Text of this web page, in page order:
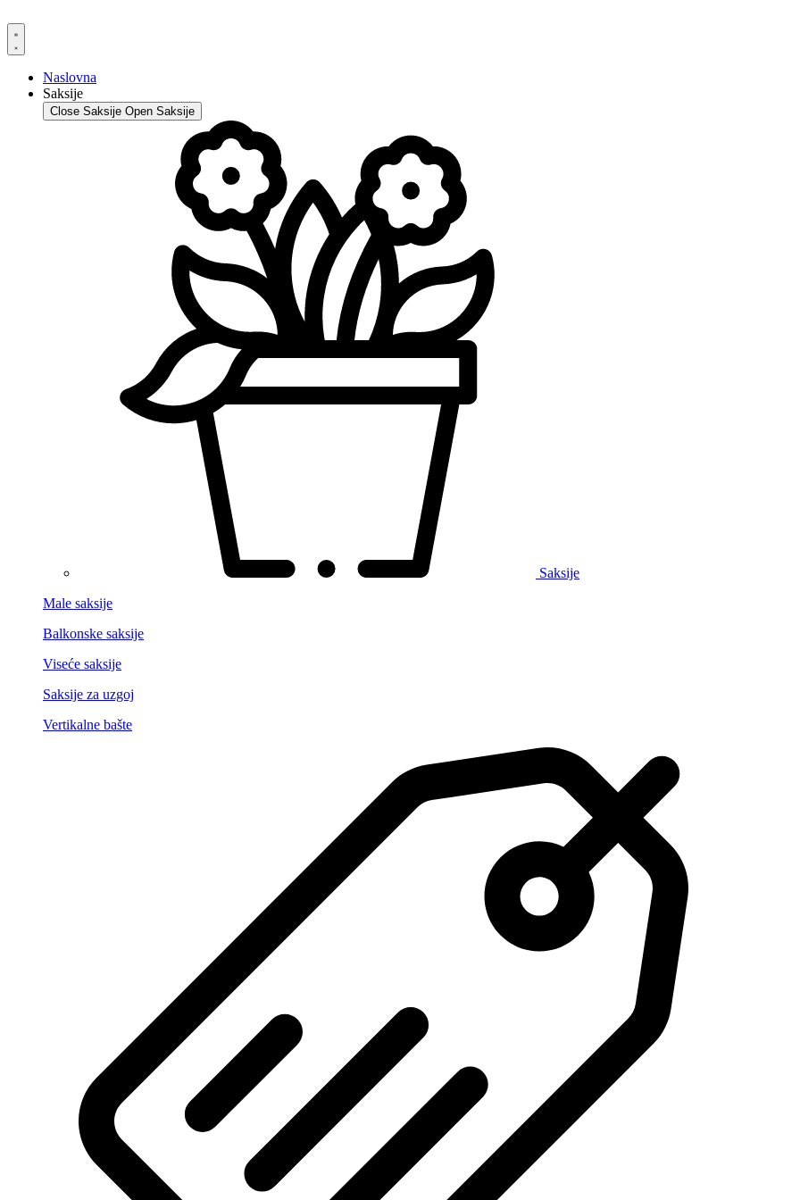
to
content
Naslovna
Saksije
Close Saksije Open Saksije
Saksije
Male saksije
Balkonske saksije
Viseće saksije
Saksije za uzgoj
Vertikalne bašte